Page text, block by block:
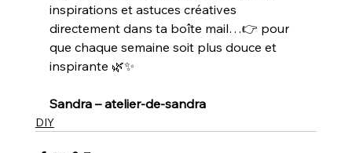
inspirations et astuces créatives
directement dans ta boîte mail…👉 pour
que chaque semaine soit plus douce et
inspirante 🌿✨
Sandra – atelier-de-sandra
DIY